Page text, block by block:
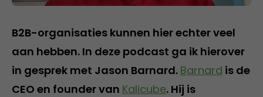
B2B-organisaties kunnen hier echter veel
aan hebben. In deze podcast ga ik hierover
in gesprek met Jason Barnard. Barnard is de
CEO en founder van Kalicube. Hij is